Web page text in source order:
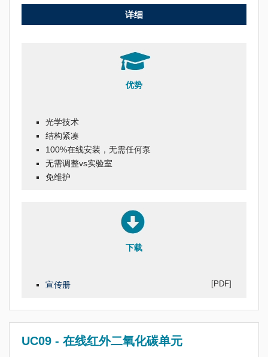
详细
优势
光学技术
结构紧凑
100%在线安装，无需任何泵
无需调整vs实验室
免维护
下载
宣传册 [PDF]
UC09 - 在线红外二氧化碳单元